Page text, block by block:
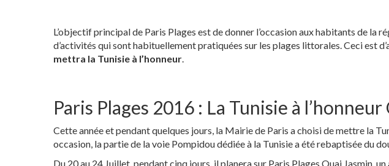
L’objectif principal de Paris Plages est de donner l’occasion aux habitants de la
d’activités qui sont habituellement pratiquées sur les plages littorales. Ceci est
mettra la Tunisie à l’honneur.
Paris Plages 2016 : La Tunisie à
Cette année et pendant quelques jours, la Mairie de Paris a choisi de mettre la
occasion, la partie de la voie Pompidou dédiée à la Tunisie a été rebaptisée du
Du 20 au 24 Juillet, pendant cinq jours, il planera sur Paris Plages Quai Jasmin,